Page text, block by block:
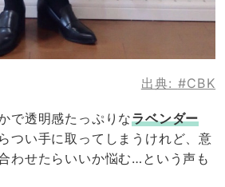
出典: #CBK
で透明感たっぷりなラベンダー
つい手に取ってしまうけれど、意
わせたらいいか悩む…という声も